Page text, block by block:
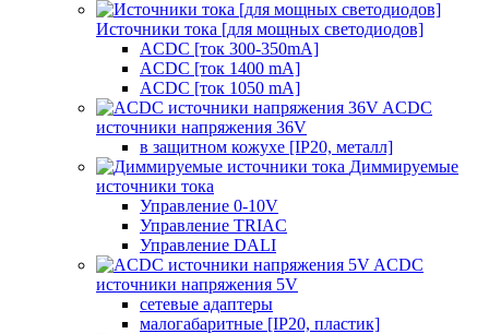
Источники тока [для мощных светодиодов]
ACDC [ток 300-350mA]
ACDC [ток 1400 mA]
ACDC [ток 1050 mA]
ACDC
источники напряжения 36V
в защитном кожухе [IP20, металл]
Диммируемые
источники тока
Управление 0-10V
Управление TRIAC
Управление DALI
ACDC
источники напряжения 5V
сетевые адаптеры
малогабаритные [IP20, пластик]